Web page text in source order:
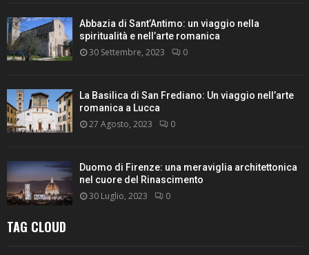
Abbazia di Sant’Antimo: un viaggio nella
spiritualità e nell’arte romanica
30 Settembre, 2023 0
La Basilica di San Frediano: Un viaggio nell’arte
romanica a Lucca
27 Agosto, 2023 0
Duomo di Firenze: una meraviglia architettonica
nel cuore del Rinascimento
30 Luglio, 2023 0
TAG CLOUD